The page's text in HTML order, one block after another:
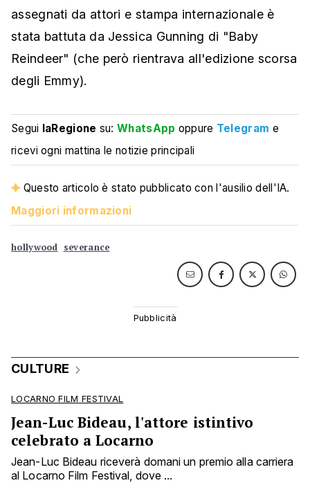
assegnati da attori e stampa internazionale è
stata battuta da Jessica Gunning di "Baby
Reindeer" (che però rientrava all'edizione scorsa
degli Emmy).
Segui laRegione su:WhatsApp oppure Telegram e
ricevi ogni mattina le notizie principali
Questo articolo è stato pubblicato con l'ausilio dell'IA.
Maggiori informazioni
hollywood severance
CULTURE
LOCARNO FILM FESTIVAL
Jean-Luc Bideau, l'attore istintivo
celebrato a Locarno
Jean-Luc Bideau riceverà domani un premio alla carriera
al Locarno Film Festival, dove ...